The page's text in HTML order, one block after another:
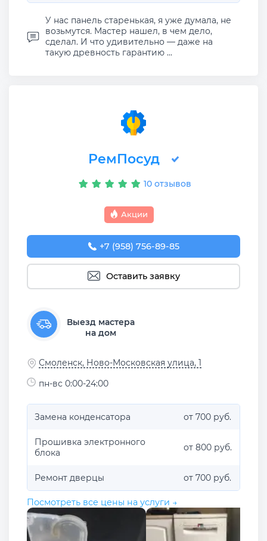
У нас панель старенькая, я уже думала, не
возьмутся. Мастер нашел, в чем дело,
сделал. И что удивительно — даже на
такую древность гарантию ...
РемПосуд
10 отзывов
Акции
+7 (958) 756-89-85
Оставить заявку
Выезд мастера
на дом
Смоленск, Ново-Московская улица, 1
пн-вс 0:00-24:00
Замена конденсатора от 700 руб.
Прошивка электронного
блока
от 800 руб.
Ремонт дверцы от 700 руб.
Посмотреть все цены на услуги →